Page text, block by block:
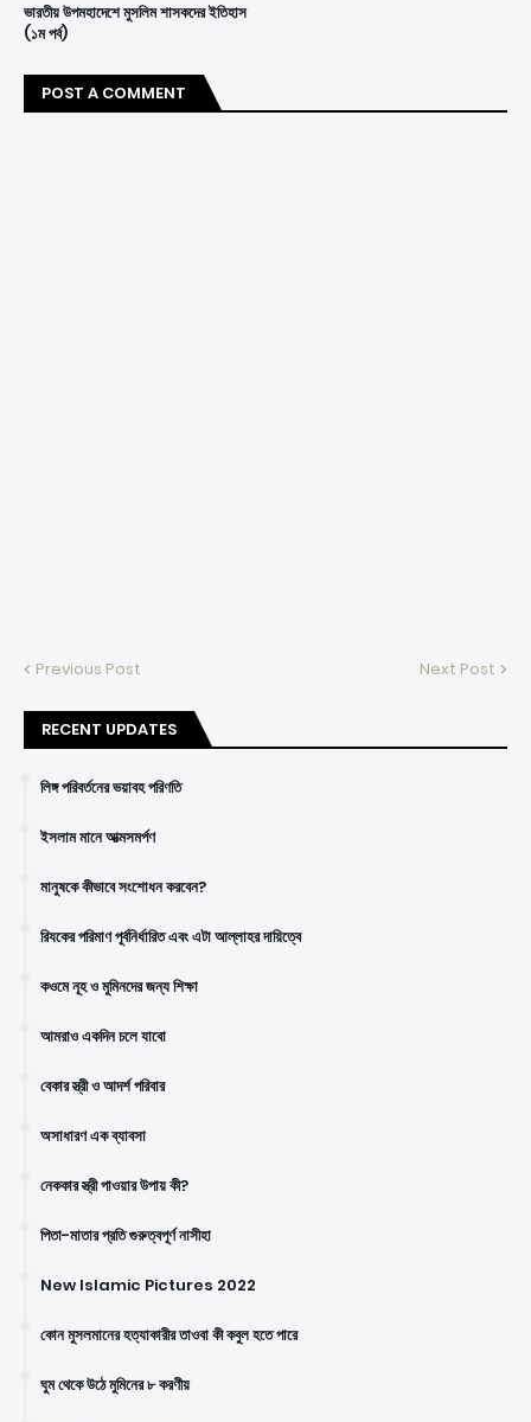
ভারতীয় উপমহাদেশে মুসলিম শাসকদের ইতিহাস
(১ম পর্ব)
POST A COMMENT
Previous Post Next Post
RECENT UPDATES
লিঙ্গ পরিবর্তনের ভয়াবহ পরিণতি
ইসলাম মানে আত্মসমর্পণ
মানুষকে কীভাবে সংশোধন করবেন?
রিযকের পরিমাণ পূর্বনির্ধারিত এবং এটা আল্লাহর দায়িত্বে
কওমে নূহ ও মুমিনদের জন্য শিক্ষা
আমরাও একদিন চলে যাবো
বেকার স্ত্রী ও আদর্শ পরিবার
অসাধারণ এক ব্যাবসা
নেককার স্ত্রী পাওয়ার উপায় কী?
পিতা-মাতার প্রতি গুরুত্বপূর্ণ নাসীহা
New Islamic Pictures 2022
কোন মুসলমানের হত্যাকারীর তাওবা কী কবুল হতে পারে
ঘুম থেকে উঠে মুমিনের ৮ করণীয়